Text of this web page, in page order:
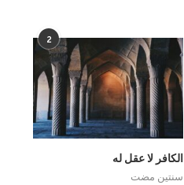
2
الكافر لا عقل له
سنتين مضت